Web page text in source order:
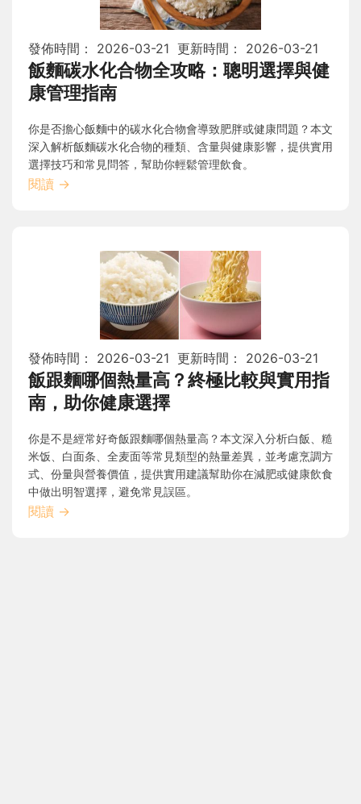
發佈時間： 2026-03-21 更新時間： 2026-03-21
飯麵碳水化合物全攻略：聰明選擇與健
康管理指南
你是否擔心飯麵中的碳水化合物會導致肥胖或健康問題？本文
深入解析飯麵碳水化合物的種類、含量與健康影響，提供實用
選擇技巧和常見問答，幫助你輕鬆管理飲食。
閱讀 →
發佈時間： 2026-03-21 更新時間： 2026-03-21
飯跟麵哪個熱量高？終極比較與實用指
南，助你健康選擇
你是不是經常好奇飯跟麵哪個熱量高？本文深入分析白飯、糙
米饭、白面条、全麦面等常見類型的熱量差異，並考慮烹調方
式、份量與營養價值，提供實用建議幫助你在減肥或健康飲食
中做出明智選擇，避免常見誤區。
閱讀 →